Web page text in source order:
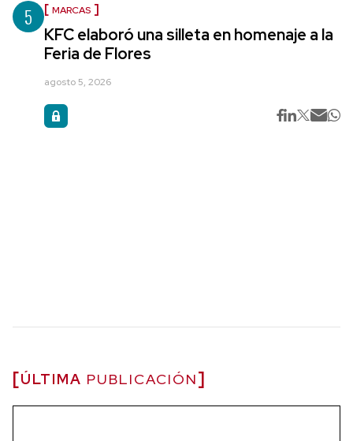
5 MARCAS
KFC elaboró una silleta en homenaje a la
Feria de Flores
agosto 5, 2026
ÚLTIMA PUBLICACIÓN